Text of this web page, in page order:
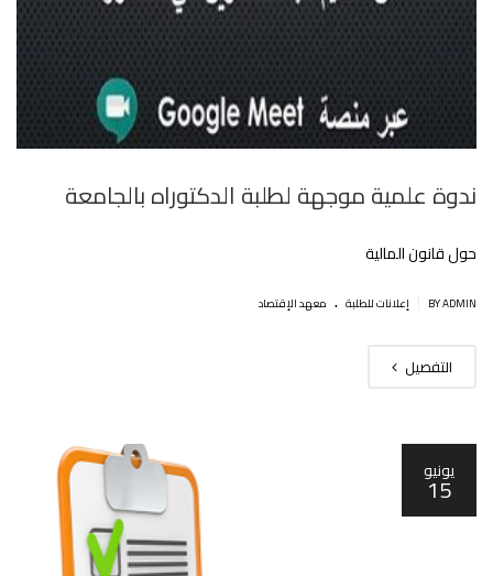
ندوة علمية موجهة لطلبة الدكتوراه بالجامعة
حول قانون المالية
BY ADMIN إعلانات للطلبة . معهد الإقتصاد
التفصيل
يونيو
15